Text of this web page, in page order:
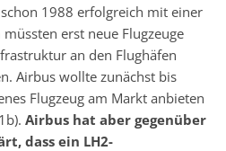
1988 erfolgreich mit einer
erst neue Flugzeuge
an den Flughäfen
Airbus wollte zunächst bis
Flugzeug am Markt anbieten
Airbus hat aber gegenüber
dass ein LH2-